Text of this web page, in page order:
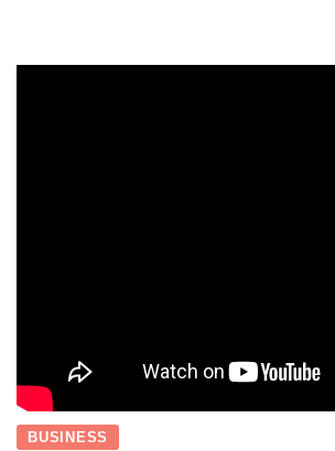
BUSINESS